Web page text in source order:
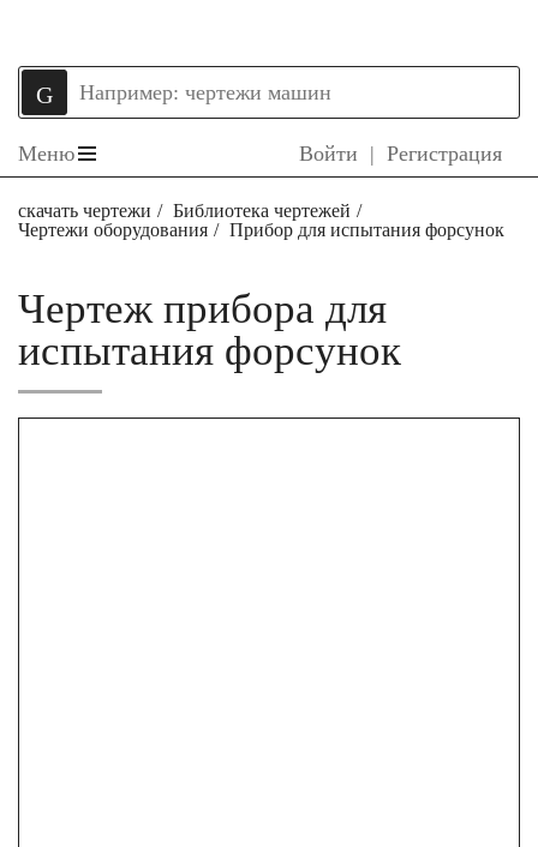
Меню Войти | Регистрация
скачать чертежи
Библиотека чертежей
Чертежи оборудования
Прибор для испытания форсунок
Чертеж прибора для
испытания форсунок